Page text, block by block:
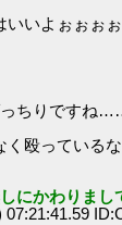
いいよぉぉぉ
っちりですね
く殴っている
にかわりま
07:21:41.59